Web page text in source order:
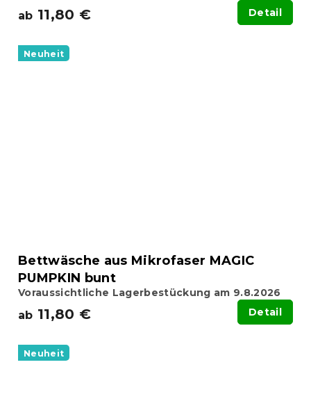
ab 11,80 € Detail
Neuheit
Bettwäsche aus Mikrofaser MAGIC
PUMPKIN bunt
Voraussichtliche Lagerbestückung am 9.8.2026
ab 11,80 € Detail
Neuheit